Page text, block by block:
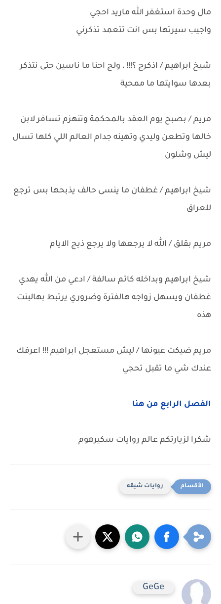
مال وحدة استغفر الله ماريد احجي
واجيب سيرتها بس انت تتعمد تذكرني
شيخ ابراهيم / اذكرج ؟!!! ، ولج احنا ما ناسين حتى نتذكر
بعدها سوايتها ما ممحية
مريم / بصبح يوم العقد بالمحكمة وتنهزم تسافر لابن
خالها وتطعن وليدي وتهينه جدام العالم اللي كلها تسال
ليش وشلون
شيخ ابراهيم / غطفان ما ينسى حالف يذبحها بس ترجع
للعراق
مريم بقلق / الله لا يرجعها ولا يرجع ذيج الايام
شيخ ابراهيم وبداخله كاتم سالفة / ادعي من الله يهدي
غطفان ويسهل زواجه هالفترة وضروري يرتبط بهالبنت
هذه
مريم ضيكت عيونها / ليش مستعجل ابراهيم !!! اعرفك
عندك شي ما تقبل تحجي
الفصل الرابع من هنا
شكرا لزيارتكم عالم روايات سكيرهوم
روايات شيقه
GeGe